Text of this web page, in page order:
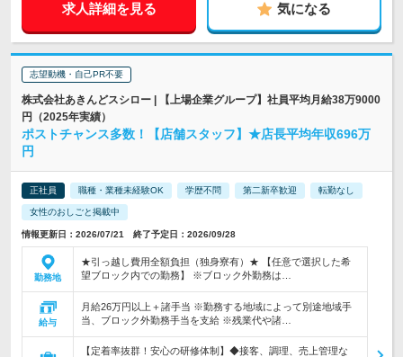
求人詳細を見る 気になる
志望動機・自己PR不要
株式会社あきんどスシロー | 【上場企業グループ】社員平均月給38万9000
円（2025年実績）
ポストチャンス多数！【店舗スタッフ】★店長平均年収696万
円
正社員 職種・業種未経験OK 学歴不問 第二新卒歓迎 転勤なし
女性のおしごと掲載中
情報更新日：2026/07/21 終了予定日：2026/09/28
勤務地
★引っ越し費用全額負担（独身寮有）★ 【任意で選択した希
望ブロック内での勤務】 ※ブロック外勤務は…
給与
月給26万円以上＋諸手当 ※勤務する地域によって別途地域手
当、ブロック外勤務手当を支給 ※残業代や諸…
【定着率抜群！安心の研修体制】◆接客、調理、売上管理な